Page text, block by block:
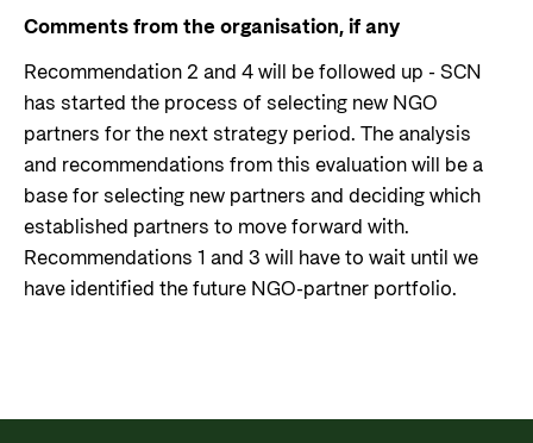
Comments from the organisation, if any
Recommendation 2 and 4 will be followed up - SCN
has started the process of selecting new NGO
partners for the next strategy period. The analysis
and recommendations from this evaluation will be a
base for selecting new partners and deciding which
established partners to move forward with.
Recommendations 1 and 3 will have to wait until we
have identified the future NGO-partner portfolio.